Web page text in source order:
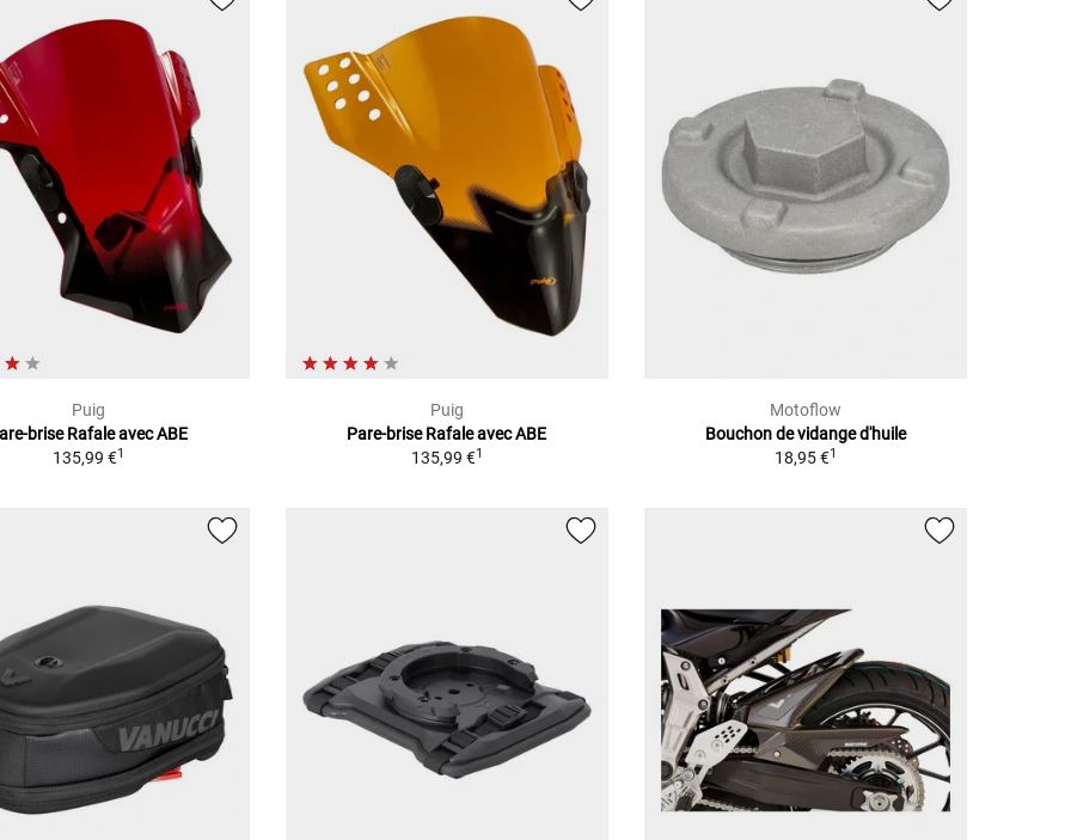
Puig
brise Rafale avec ABE
135,99 €1
Puig
Pare-brise Rafale avec ABE
135,99 €1
Motoflow
Bouchon de vidange d'huile
18,95 €1